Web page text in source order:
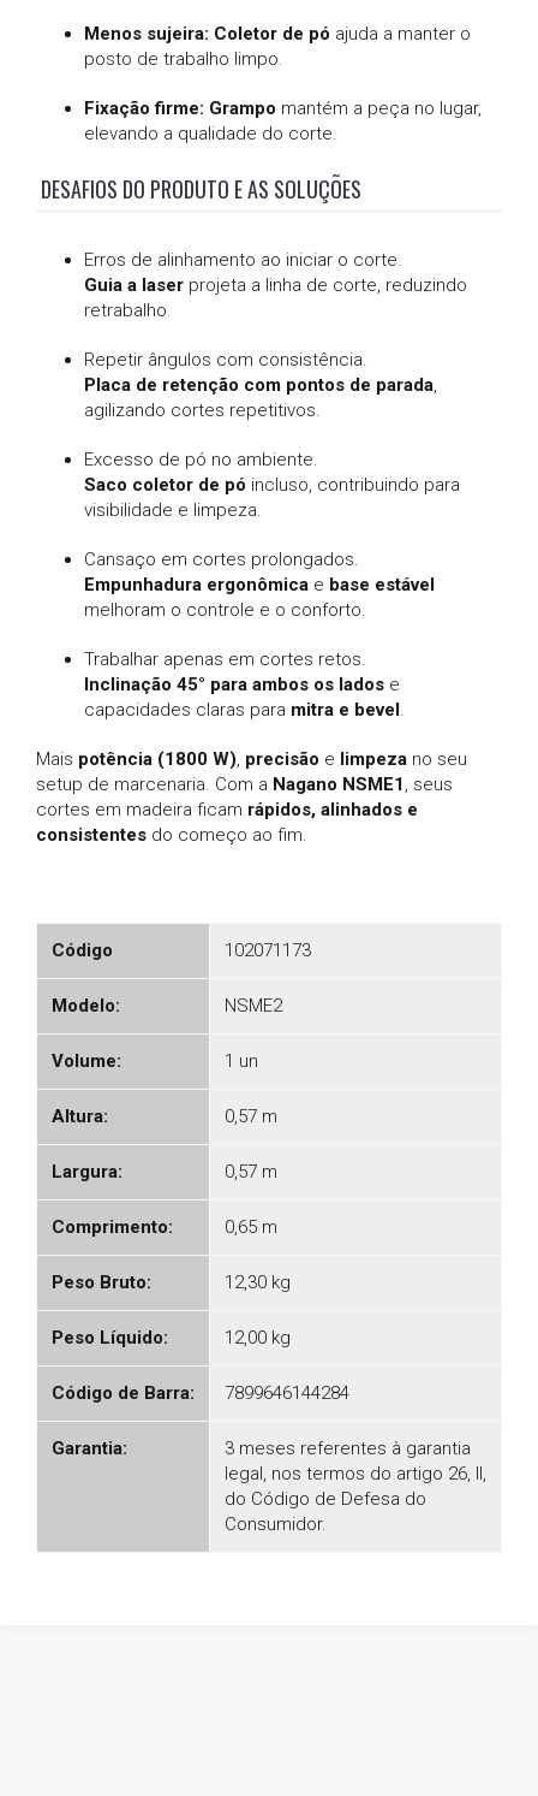
Menos sujeira: Coletor de pó ajuda a manter o
posto de trabalho limpo.
Fixação firme: Grampo mantém a peça no lugar,
elevando a qualidade do corte.
DESAFIOS DO PRODUTO E AS SOLUÇÕES
Erros de alinhamento ao iniciar o corte.
Guia a laser projeta a linha de corte, reduzindo
retrabalho.
Repetir ângulos com consistência.
Placa de retenção com pontos de parada,
agilizando cortes repetitivos.
Excesso de pó no ambiente.
Saco coletor de pó incluso, contribuindo para
visibilidade e limpeza.
Cansaço em cortes prolongados.
Empunhadura ergonômica e base estável
melhoram o controle e o conforto.
Trabalhar apenas em cortes retos.
Inclinação 45° para ambos os lados e
capacidades claras para mitra e bevel.
Mais potência (1800 W), precisão e limpeza no seu
setup de marcenaria. Com a Nagano NSME1, seus
cortes em madeira ficam rápidos, alinhados e
consistentes do começo ao fim.
Código 102071173
Modelo: NSME2
Volume: 1 un
Altura: 0,57 m
Largura: 0,57 m
Comprimento: 0,65 m
Peso Bruto: 12,30 kg
Peso Líquido: 12,00 kg
Código de Barra: 7899646144284
Garantia:
3 meses referentes à garantia
legal, nos termos do artigo 26, II,
do Código de Defesa do
Consumidor.